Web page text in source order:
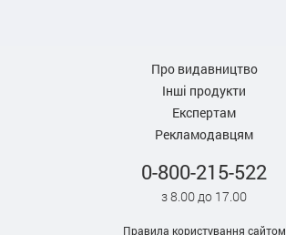
Про видавництво
Інші продукти
Експертам
Рекламодавцям
0-800-215-522
з 8.00 до 17.00
Правила користування сайтом